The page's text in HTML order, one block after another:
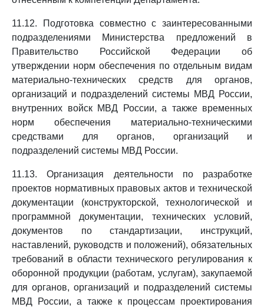
11.12. Подготовка совместно с заинтересованными
подразделениями Министерства предложений в
Правительство Российской Федерации об
утверждении норм обеспечения по отдельным видам
материально-технических средств для органов,
организаций и подразделений системы МВД России,
внутренних войск МВД России, а также временных
норм обеспечения материально-техническими
средствами для органов, организаций и
подразделений системы МВД России.
11.13. Организация деятельности по разработке
проектов нормативных правовых актов и технической
документации (конструкторской, технологической и
программной документации, технических условий,
документов по стандартизации, инструкций,
наставлений, руководств и положений), обязательных
требований в области технического регулирования к
оборонной продукции (работам, услугам), закупаемой
для органов, организаций и подразделений системы
МВД России, а также к процессам проектирования